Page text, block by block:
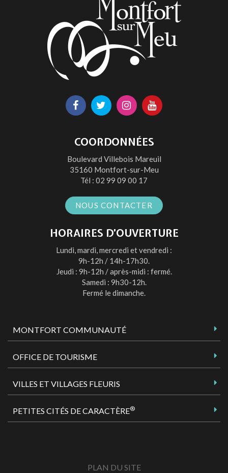
Lien
le
compte
Facebook
Lien
le
compte
Twitter
Lien
le
compte
Instagram
Lien
la
chaîne
Youtube
COORDONNÉES
Boulevard Villebois Mareuil
35160 Montfort-sur-Meu
Tél : 02 99 09 00 17
NOUS CONTACTER
HORAIRES D’OUVERTURE
Lundi, mardi, mercredi et vendredi :
9h-12h / 14h-17h30.
Jeudi : 9h-12h / après-midi : fermé.
Samedi : 9h30-12h.
Fermé le dimanche.
MONTFORT COMMUNAUTÉ
OFFICE DE TOURISME
VILLES ET VILLAGES FLEURIS
PETITES CITÉS DE CARACTÈRE®
PLAN DU SITE